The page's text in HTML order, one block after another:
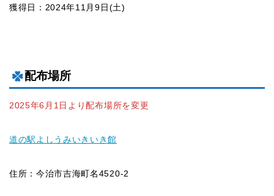
獲得日：2024年11月9日(土)
配布場所
2025年6月1日より配布場所を変更
道の駅よしうみいきいき館
住所：今治市吉海町名4520-2